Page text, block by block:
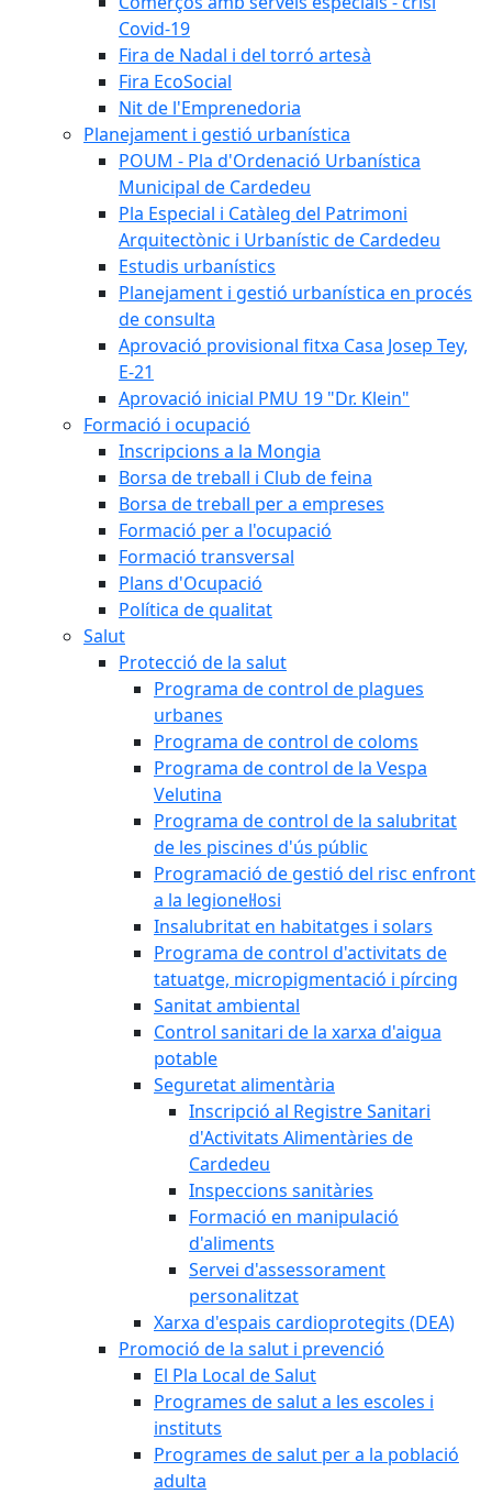
Covid-19
Fira de Nadal i del torró artesà
Fira EcoSocial
Nit de l'Emprenedoria
Planejament i gestió urbanística
POUM - Pla d'Ordenació Urbanística
Municipal de Cardedeu
Pla Especial i Catàleg del Patrimoni
Arquitectònic i Urbanístic de Cardedeu
Estudis urbanístics
Planejament i gestió urbanística en procés
de consulta
Aprovació provisional fitxa Casa Josep Tey,
E-21
Aprovació inicial PMU 19 "Dr. Klein"
Formació i ocupació
Inscripcions a la Mongia
Borsa de treball i Club de feina
Borsa de treball per a empreses
Formació per a l'ocupació
Formació transversal
Plans d'Ocupació
Política de qualitat
Salut
Protecció de la salut
Programa de control de plagues
urbanes
Programa de control de coloms
Programa de control de la Vespa
Velutina
Programa de control de la salubritat
de les piscines d'ús públic
Programació de gestió del risc enfront
a la legionel·losi
Insalubritat en habitatges i solars
Programa de control d'activitats de
tatuatge, micropigmentació i pírcing
Sanitat ambiental
Control sanitari de la xarxa d'aigua
potable
Seguretat alimentària
Inscripció al Registre Sanitari
d'Activitats Alimentàries de
Cardedeu
Inspeccions sanitàries
Formació en manipulació
d'aliments
Servei d'assessorament
personalitzat
Xarxa d'espais cardioprotegits (DEA)
Promoció de la salut i prevenció
El Pla Local de Salut
Programes de salut a les escoles i
instituts
Programes de salut per a la població
adulta